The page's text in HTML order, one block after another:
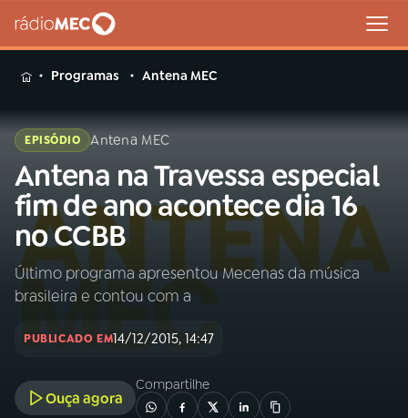
MENU
Buscar
na
Rádio
MEC
Buscar
Início AO VIVO
INÍCIO
A RÁDIO
Programas Antena MEC
EPISÓDIO Antena MEC
Antena na Travessa especial
fim de ano acontece dia 16
no CCBB
Último programa apresentou Mecenas da música
brasileira e contou com a
PUBLICADO EM14/12/2015, 14:47
Ouça agora
Compartilhe